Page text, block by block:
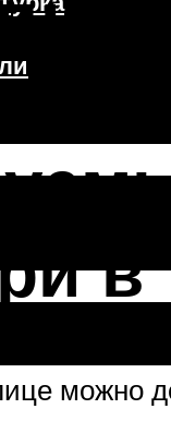
в
можно